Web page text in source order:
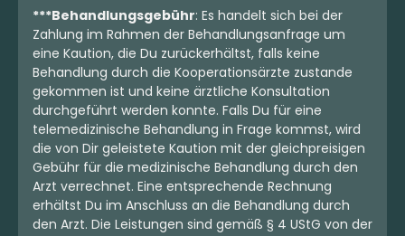
***Behandlungsgebühr: Es handelt sich bei der
Zahlung im Rahmen der Behandlungsanfrage um
eine Kaution, die Du zurückerhältst, falls keine
Behandlung durch die Kooperationsärzte zustande
gekommen ist und keine ärztliche Konsultation
durchgeführt werden konnte. Falls Du für eine
telemedizinische Behandlung in Frage kommst, wird
die von Dir geleistete Kaution mit der gleichpreisigen
Gebühr für die medizinische Behandlung durch den
Arzt verrechnet. Eine entsprechende Rechnung
erhältst Du im Anschluss an die Behandlung durch
den Arzt. Die Leistungen sind gemäß § 4 UStG von der